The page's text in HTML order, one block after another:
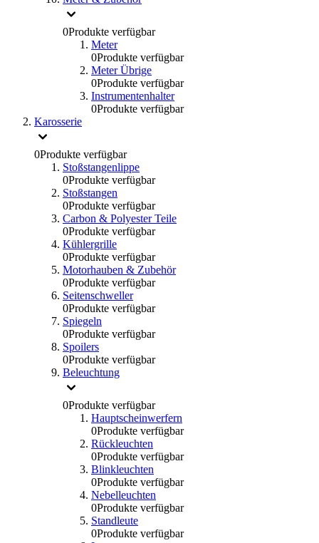
0Produkte verfügbar
Meter
0Produkte verfügbar
Meter Übrige
0Produkte verfügbar
Instrumentenhalter
0Produkte verfügbar
Karosserie
0Produkte verfügbar
Stoßstangenlippe
0Produkte verfügbar
Stoßstangen
0Produkte verfügbar
Carbon & Polyester Teile
0Produkte verfügbar
Kühlergrille
0Produkte verfügbar
Motorhauben & Zubehör
0Produkte verfügbar
Seitenschweller
0Produkte verfügbar
Spiegeln
0Produkte verfügbar
Spoilers
0Produkte verfügbar
Beleuchtung
0Produkte verfügbar
Hauptscheinwerfern
0Produkte verfügbar
Rückleuchten
0Produkte verfügbar
Blinkleuchten
0Produkte verfügbar
Nebelleuchten
0Produkte verfügbar
Standleute
0Produkte verfügbar